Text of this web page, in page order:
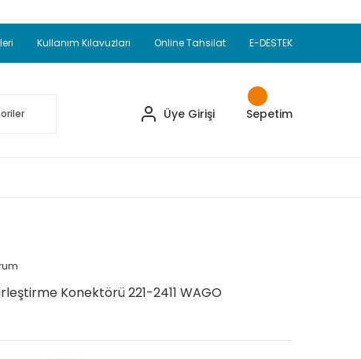
Adet Alımlarda Sepette Ekstra %5 İskonto...
Ürünlerinde 250 Adet Alımlarda Sepette
ve Üzeri EMKO Ürünleri Alışverişlerinizde Sepette
Kullanım Kılavuzları Online Tahsilat E-DESTEK
Üye Girişi Sepetim
Konektörü 221-2411 WAGO